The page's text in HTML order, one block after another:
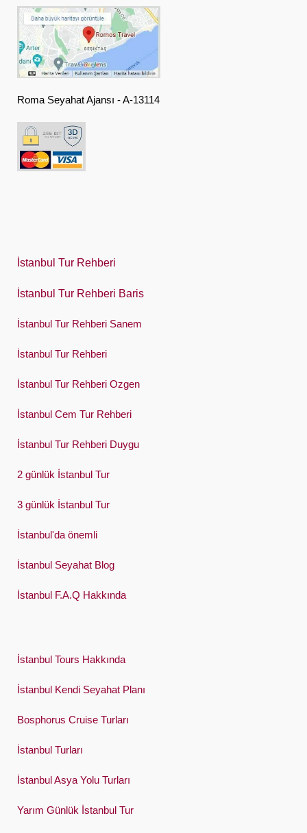
Français
Deutsch
Ελληνική
Indonesia
Italiano
Русский
Español
Swedish
Roma Seyahat Ajansı - A-13114
İstanbul Tur Rehberi
İstanbul Tur Rehberi Baris
İstanbul Tur Rehberi Sanem
İstanbul Tur Rehberi
İstanbul Tur Rehberi Ozgen
İstanbul Cem Tur Rehberi
İstanbul Tur Rehberi Duygu
2 günlük İstanbul Tur
3 günlük İstanbul Tur
İstanbul'da önemli
İstanbul Seyahat Blog
İstanbul F.A.Q Hakkında
İstanbul Tours Hakkında
İstanbul Kendi Seyahat Planı
Bosphorus Cruise Turları
İstanbul Turları
İstanbul Asya Yolu Turları
Yarım Günlük İstanbul Tur